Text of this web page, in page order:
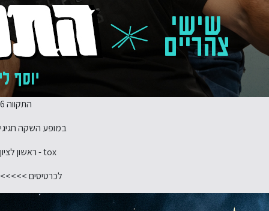
התקווה 6
במופע השקה חגיגי
tox - ראשון לציון
לכרטיסים >>>>>